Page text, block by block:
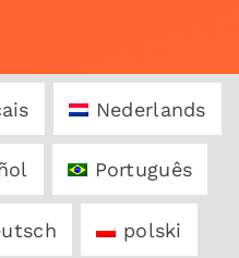
Nederlands
Português
polski